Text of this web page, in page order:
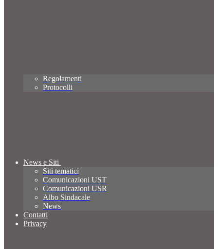
Regolamenti
Protocolli
News e Siti
Siti tematici
Comunicazioni UST
Comunicazioni USR
Albo Sindacale
News
Contatti
Privacy